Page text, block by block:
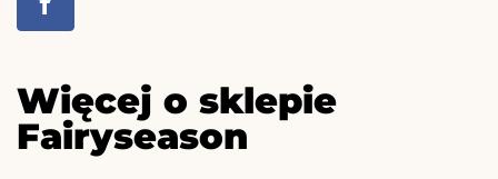
Więcej o sklepie
Fairyseason